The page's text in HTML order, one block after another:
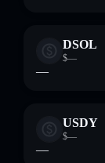
DSOL
$—
—
USDY
$—
—